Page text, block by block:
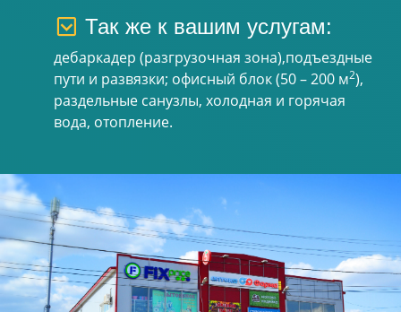
Так же к вашим услугам:
дебаркадер (разгрузочная зона),подъездные
пути и развязки; офисный блок (50 – 200 м2),
раздельные санузлы, холодная и горячая
вода, отопление.